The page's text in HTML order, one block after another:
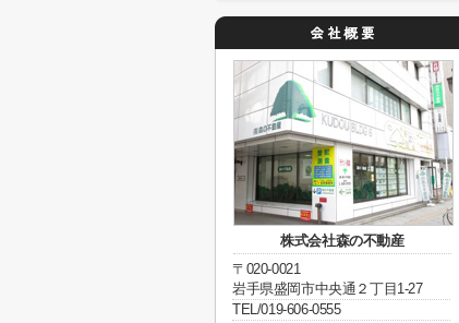
株式会社森の不動産
〒020-0021
岩手県盛岡市中央通２丁目1-27
TEL/019-606-0555